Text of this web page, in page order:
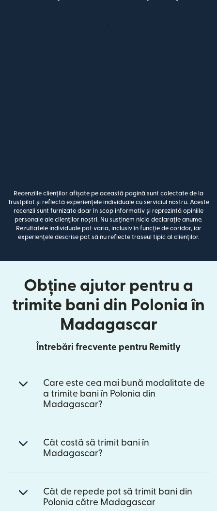
Recenziile clienților afișate pe această pagină sunt colectate de la
Trustpilot și reflectă experiențele individuale cu serviciul nostru. Aceste
recenzii sunt furnizate doar în scop informativ și reprezintă opiniile
personale ale clienților noștri. Nu susținem nicio declarație anume.
Rezultatele individuale pot varia, inclusiv în funcție de coridor, iar
experiențele descrise pot să nu reflecte traseul tipic al clienților.
Obține ajutor pentru a
trimite bani din Polonia în
Madagascar
Întrebări frecvente pentru Remitly
Care este cea mai bună modalitate de
a trimite bani în Polonia din
Madagascar?
Cât costă să trimit bani în
Madagascar?
Cât de repede pot să trimit bani din
Polonia către Madagascar